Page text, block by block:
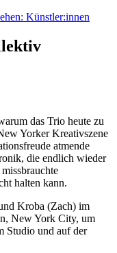
Künstler:innen
das Trio heute zu
Yorker Kreativszene
atmende
die endlich wieder
halten kann.
Kroba (Zach) im
New York City, um
Studio und auf der